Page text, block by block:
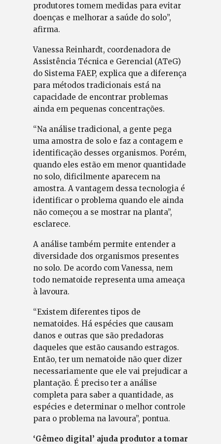
produtores tomem medidas para evitar
doenças e melhorar a saúde do solo”,
afirma.
Vanessa Reinhardt, coordenadora de
Assistência Técnica e Gerencial (ATeG)
do Sistema FAEP, explica que a diferença
para métodos tradicionais está na
capacidade de encontrar problemas
ainda em pequenas concentrações.
“Na análise tradicional, a gente pega
uma amostra de solo e faz a contagem e
identificação desses organismos. Porém,
quando eles estão em menor quantidade
no solo, dificilmente aparecem na
amostra. A vantagem dessa tecnologia é
identificar o problema quando ele ainda
não começou a se mostrar na planta”,
esclarece.
A análise também permite entender a
diversidade dos organismos presentes
no solo. De acordo com Vanessa, nem
todo nematoide representa uma ameaça
à lavoura.
“Existem diferentes tipos de
nematoides. Há espécies que causam
danos e outras que são predadoras
daqueles que estão causando estragos.
Então, ter um nematoide não quer dizer
necessariamente que ele vai prejudicar a
plantação. É preciso ter a análise
completa para saber a quantidade, as
espécies e determinar o melhor controle
para o problema na lavoura”, pontua.
‘Gêmeo digital’ ajuda produtor a tomar